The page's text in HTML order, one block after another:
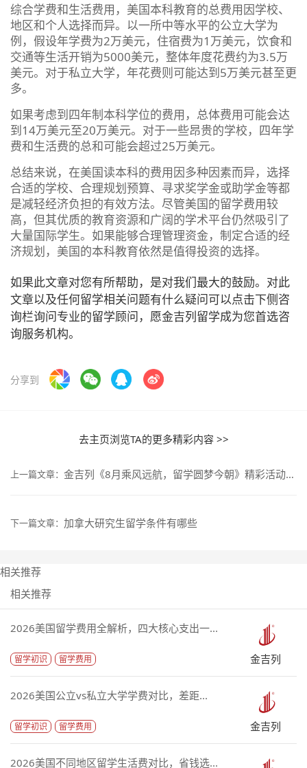
综合学费和生活费用，美国本科教育的总费用因学校、
地区和个人选择而异。以一所中等水平的公立大学为
例，假设年学费为2万美元，住宿费为1万美元，饮食和
交通等生活开销为5000美元，整体年度花费约为3.5万
美元。对于私立大学，年花费则可能达到5万美元甚至更
多。
如果考虑到四年制本科学位的费用，总体费用可能会达
到14万美元至20万美元。对于一些昂贵的学校，四年学
费和生活费的总和可能会超过25万美元。
总结来说，在美国读本科的费用因多种因素而异，选择
合适的学校、合理规划预算、寻求奖学金或助学金等都
是减轻经济负担的有效方法。尽管美国的留学费用较
高，但其优质的教育资源和广阔的学术平台仍然吸引了
大量国际学生。如果能够合理管理资金，制定合适的经
济规划，美国的本科教育依然是值得投资的选择。
如果此文章对您有所帮助，是对我们最大的鼓励。对此
文章以及任何留学相关问题有什么疑问可以点击下侧咨
询栏询问专业的留学顾问，愿金吉列留学成为您首选咨
询服务机构。
分享到
去主页浏览TA的更多精彩内容 >>
上一篇文章： 金吉列《8月乘风远航，留学圆梦今朝》精彩活动抢先看
下一篇文章： 加拿大研究生留学条件有哪些
相关推荐
相关推荐
2026美国留学费用全解析，四大核心支出一...
留学初识 留学费用 金吉列
2026美国公立vs私立大学学费对比，差距...
留学初识 留学费用 金吉列
2026美国不同地区留学生活费对比，省钱选...